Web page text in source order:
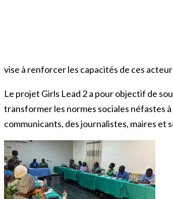
vise à renforcer les capacités de ces
Le projet Girls Lead 2 a pour objectif de
transformer les normes sociales néfastes
communicants, des journalistes, maires et